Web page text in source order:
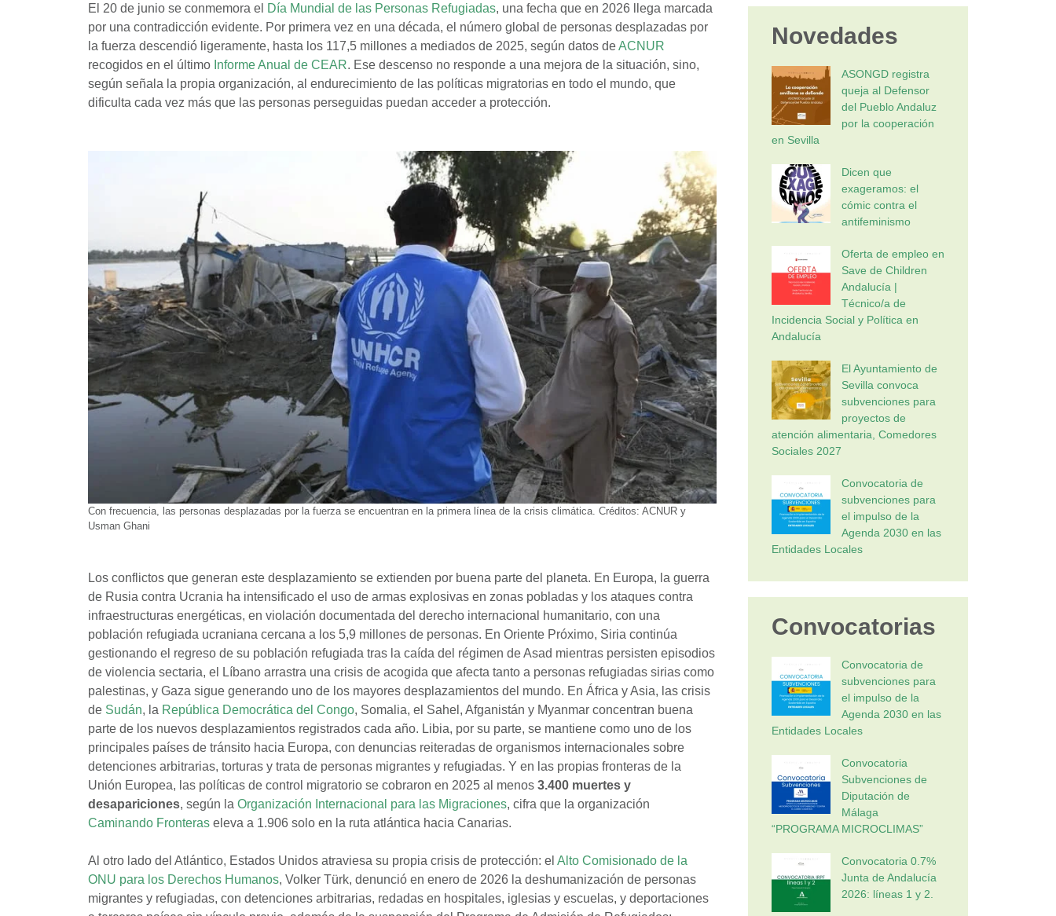
El 20 de junio se conmemora el Día Mundial de las Personas Refugiadas, una fecha que en 2026 llega marcada
por una contradicción evidente. Por primera vez en una década, el número global de personas desplazadas por
la fuerza descendió ligeramente, hasta los 117,5 millones a mediados de 2025, según datos deACNUR
recogidos en el último Informe Anual de CEAR. Ese descenso no responde a una mejora de la situación, sino,
según señala la propia organización, al endurecimiento de las políticas migratorias en todo el mundo, que
dificulta cada vez más que las personas perseguidas puedan acceder a protección.
Con frecuencia, las personas desplazadas por la fuerza se encuentran en la primera línea de la crisis climática. Créditos: ACNUR y
Usman Ghani
Los conflictos que generan este desplazamiento se extienden por buena parte del planeta. En Europa, la guerra
de Rusia contra Ucrania ha intensificado el uso de armas explosivas en zonas pobladas y los ataques contra
infraestructuras energéticas, en violación documentada del derecho internacional humanitario, con una
población refugiada ucraniana cercana a los 5,9 millones de personas. En Oriente Próximo, Siria continúa
gestionando el regreso de su población refugiada tras la caída del régimen de Asad mientras persisten episodios
de violencia sectaria, el Líbano arrastra una crisis de acogida que afecta tanto a personas refugiadas sirias como
palestinas, y Gaza sigue generando uno de los mayores desplazamientos del mundo. En África y Asia, las crisis
de Sudán, la República Democrática del Congo, Somalia, el Sahel, Afganistán y Myanmar concentran buena
parte de los nuevos desplazamientos registrados cada año. Libia, por su parte, se mantiene como uno de los
principales países de tránsito hacia Europa, con denuncias reiteradas de organismos internacionales sobre
detenciones arbitrarias, torturas y trata de personas migrantes y refugiadas. Y en las propias fronteras de la
Unión Europea, las políticas de control migratorio se cobraron en 2025 al menos 3.400 muertes y
desapariciones, según la Organización Internacional para las Migraciones, cifra que la organización
Caminando Fronteras eleva a 1.906 solo en la ruta atlántica hacia Canarias.
Al otro lado del Atlántico, Estados Unidos atraviesa su propia crisis de protección: el Alto Comisionado de la
ONU para los Derechos Humanos, Volker Türk, denunció en enero de 2026 la deshumanización de personas
migrantes y refugiadas, con detenciones arbitrarias, redadas en hospitales, iglesias y escuelas, y deportaciones
Novedades
ASONGD registra
queja al Defensor
del Pueblo Andaluz
por la cooperación
en Sevilla
Dicen que
exageramos: el
cómic contra el
antifeminismo
Oferta de empleo en
Save de Children
Andalucía |
Técnico/a de
Incidencia Social y Política en
Andalucía
El Ayuntamiento de
Sevilla convoca
subvenciones para
proyectos de
atención alimentaria, Comedores
Sociales 2027
Convocatoria de
subvenciones para
el impulso de la
Agenda 2030 en las
Entidades Locales
Convocatorias
Convocatoria de
subvenciones para
el impulso de la
Agenda 2030 en las
Entidades Locales
Convocatoria
Subvenciones de
Diputación de
Málaga
“PROGRAMA MICROCLIMAS”
Convocatoria 0.7%
Junta de Andalucía
2026: líneas 1 y 2.